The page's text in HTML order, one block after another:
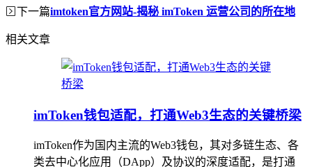
下一篇imtoken官方网站-揭秘 imToken 运营公司的所在地
相关文章
imToken钱包适配，打通Web3生态的关键桥梁
imToken作为国内主流的Web3钱包，其对多链生态、各
类去中心化应用（DApp）及协议的深度适配，是打通